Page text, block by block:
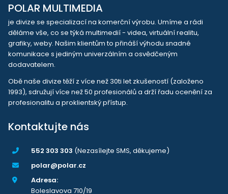
POLAR MULTIMEDIA
je divize se specializací na komerční výrobu. Umíme a rádi
děláme vše, co se týká multimedií - videa, virtuální realitu,
grafiky, weby. Našim klientům to přináší výhodu snadné
komunikace s jediným univerzálním a osvědčeným
dodavatelem.
Obě naše divize těží z více než 30ti let zkušeností (založeno
1993), sdružují více než 50 profesionálů a drží řadu ocenění za
profesionalitu a proklientský přístup.
Kontaktujte nás
552 303 303 (Nezasílejte SMS, děkujeme)
polar@polar.cz
Adresa:
Boleslavova 710/19